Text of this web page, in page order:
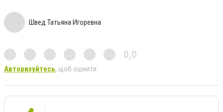
Швед Татьяна Игоревна
0,0
Авторизуйтесь, щоб оцінити